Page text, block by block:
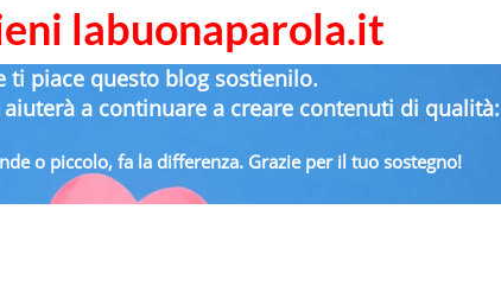
labuonaparola.it
ti piace questo blog sostienilo.
a continuare a creare contenuti di qualità:
o piccolo, fa la differenza. Grazie per il tuo sostegno!